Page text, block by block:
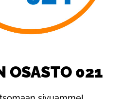
OSASTO 021